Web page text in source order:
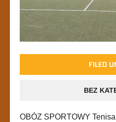
FILED
BEZ
OBÓZ SPORTOWY